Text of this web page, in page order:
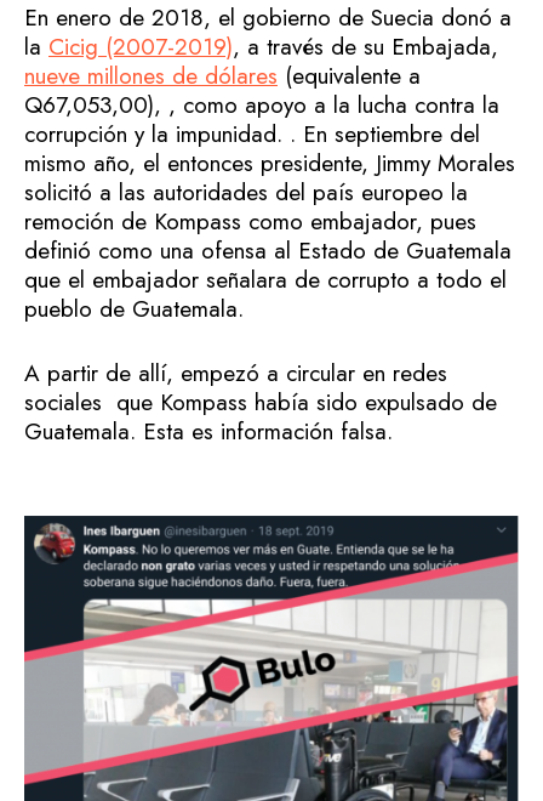
En enero de 2018, el gobierno de Suecia donó a
la Cicig (2007-2019), a través de su Embajada,
nueve millones de dólares (equivalente a
Q67,053,00), , como apoyo a la lucha contra la
corrupción y la impunidad. . En septiembre del
mismo año, el entonces presidente, Jimmy Morales
solicitó a las autoridades del país europeo la
remoción de Kompass como embajador, pues
definió como una ofensa al Estado de Guatemala
que el embajador señalara de corrupto a todo el
pueblo de Guatemala.
A partir de allí, empezó a circular en redes
sociales que Kompass había sido expulsado de
Guatemala. Esta es información falsa.